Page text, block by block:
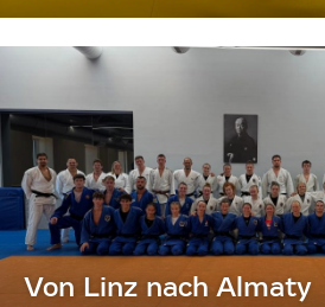
Von Linz nach Almaty